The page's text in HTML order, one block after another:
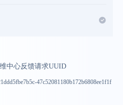
中心反馈请求UUID
47c52081180b172b6808ee1f1f